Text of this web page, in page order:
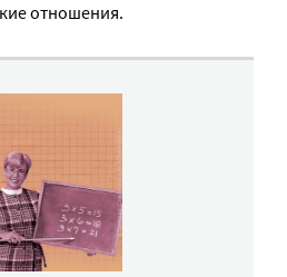
отношения.